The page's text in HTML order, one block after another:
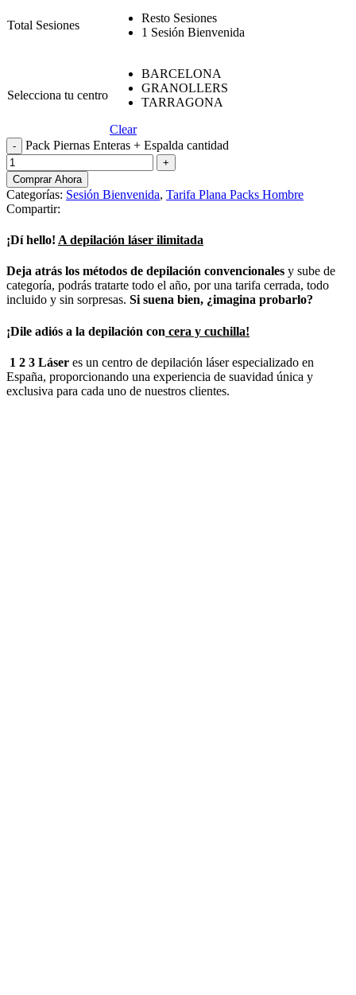
Total Sesiones
Resto Sesiones
1 Sesión Bienvenida
Selecciona tu centro
BARCELONA
GRANOLLERS
TARRAGONA
Clear
Pack Piernas Enteras + Espalda cantidad
Comprar Ahora
Categorías: Sesión Bienvenida, Tarifa Plana Packs Hombre
Compartir:
¡Dí hello! A depilación láser ilimitada
Deja atrás los métodos de depilación convencionales y sube de
categoría, podrás tratarte todo el año, por una tarifa cerrada, todo
incluido y sin sorpresas. Si suena bien, ¿imagina probarlo?
¡Dile adiós a la depilación con cera y cuchilla!
1 2 3 Láser es un centro de depilación láser especializado en
España, proporcionando una experiencia de suavidad única y
exclusiva para cada uno de nuestros clientes.